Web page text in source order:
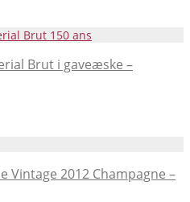
Brut i gaveæske –
Vintage 2012 Champagne –